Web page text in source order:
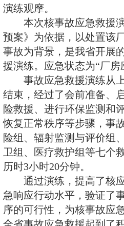
省核事故应急求
科工委牵头，省
革委员会、卫生
令部、省安监局
气象局、省通信
演练观摩。
本次核事故应急
预案》为依据，
事故为背景，是
援演练。应急状态
事故应急救援演